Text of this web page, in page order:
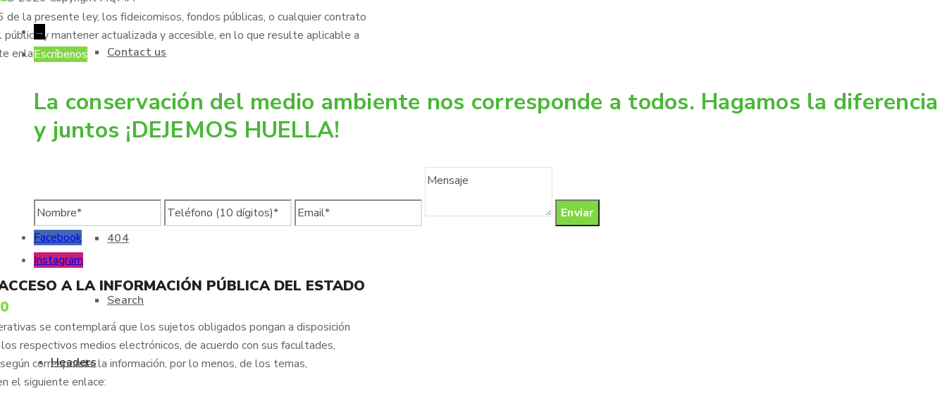
Contact us
Buzón de Quejas y Sugerencias
404
Search
Headers
la presente ley, los fideicomisos, fondos públicas, o cualquier contrato
y mantener actualizada y accesible, en lo que resulte aplicable a
enlace:
A LA INFORMACIÓN PÚBLICA DEL ESTADO
se contemplará que los sujetos obligados pongan a disposición
respectivos medios electrónicos, de acuerdo con sus facultades,
corresponda, la información, por lo menos, de los temas,
el siguiente enlace:
→
Escríbenos
La conservación del medio ambiente nos corresponde a todos. Hagamos la diferencia
y juntos ¡DEJEMOS HUELLA!
Facebook
Instagram